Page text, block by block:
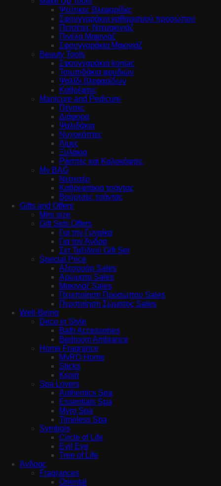
Ψεύτικες Βλεφαρίδες
Σφουγγαράκια καθαρισμού προσώπου
Πετσέτες Ντεμακιγιάζ
Πινέλα Μακιγιάζ
Σφουγγαράκια Μακιγιάζ
Beauty Tools
Σφουγγαράκια konjac
Τσιμπιδάκια φρυδιών
Ψαλίδι βλεφαρίδων
Καθρέφτες
Manicure and Pedicure
Πένσες
Διάφορα
Ψαλιδάκια
Νυχοκόπτες
Λίμες
Ξυλάκια
Ράσπες και Καλοκόφτες
My BAG
Νεσεσέρ
Καθρεφτάκια τσάντας
Βούρτσες τσάντας
Gifts and Offers
Mini size
Gift Sets Offers
Για την Γυναίκα
Για τον Άνδρα
Σετ Ταξιδιού Gift Set
Special Price
Αξεσουάρ Sales
Αρώματα Sales
Μακιγιάζ Sales
Περιποίηση Προσώπου Sales
Περιποίηση Σώματος Sales
Well-Being
Deco in Style
Bath Accessories
Bedroom Ambiance
Home Fragrance
MyRO Home
Sticks
Κεριά
Spa Lovers
Authentics Spa
Essentials Spa
Myro Spa
Timeless Spa
Symbols
Circle of Life
Evil Eye
Tree of Life
Άνδρας
Fragrances
Oriental